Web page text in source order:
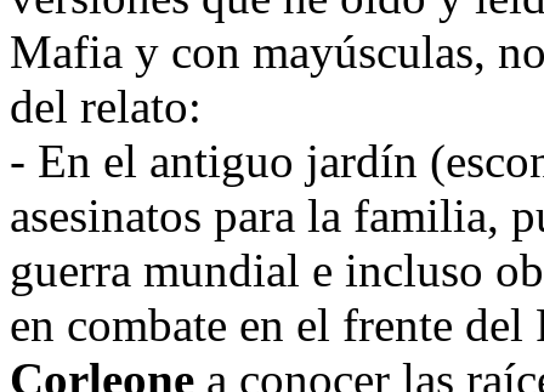
Mafia y con mayúsculas,
del relato:
- En el antiguo jardín
asesinatos para la familia,
guerra mundial e incluso
en combate en el frente
Corleone a conocer las